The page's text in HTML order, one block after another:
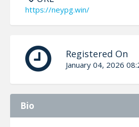
https://neypg.win/
Registered On
January 04, 2026
Bio